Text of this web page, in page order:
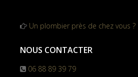
Un plombier près de chez vous ?
NOUS CONTACTER
06 88 89 39 79